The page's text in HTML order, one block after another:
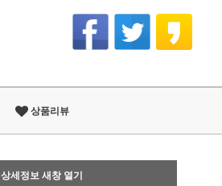
상품리뷰
상세정보 새창 열기